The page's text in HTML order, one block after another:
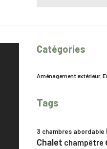
Catégories
Aménagement extérieur,
Tags
3 chambres abordable
Chalet champêtre